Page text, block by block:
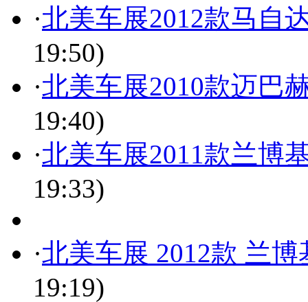
·北美车展2012款马自
19:50)
·北美车展2010款迈巴
19:40)
·北美车展2011款兰博
19:33)
·北美车展 2012款 兰博
19:19)